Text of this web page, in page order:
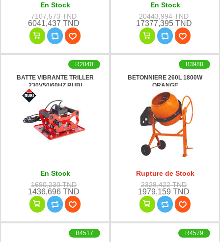
En Stock
7107,573 TND
6041,437 TND
En Stock
20443,994 TND
17377,395 TND
BATTE VIBRANTE TRILLER
230V50/60HZ RUBI
R2840
En Stock
1690,230 TND
1436,696 TND
BETONNIERE 260L 1800W
ORANGE
B3988
Rupture de Stock
2328,422 TND
1979,159 TND
B4517 R4579